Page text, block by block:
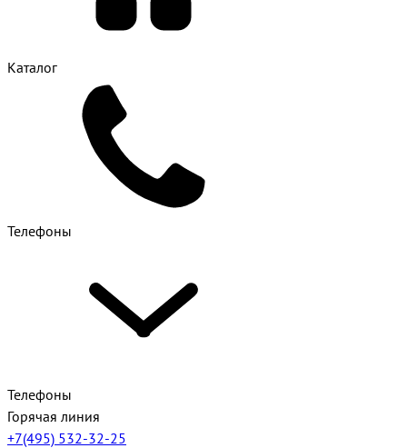
Каталог
Телефоны
Телефоны
Горячая линия
+7(495) 532-32-25